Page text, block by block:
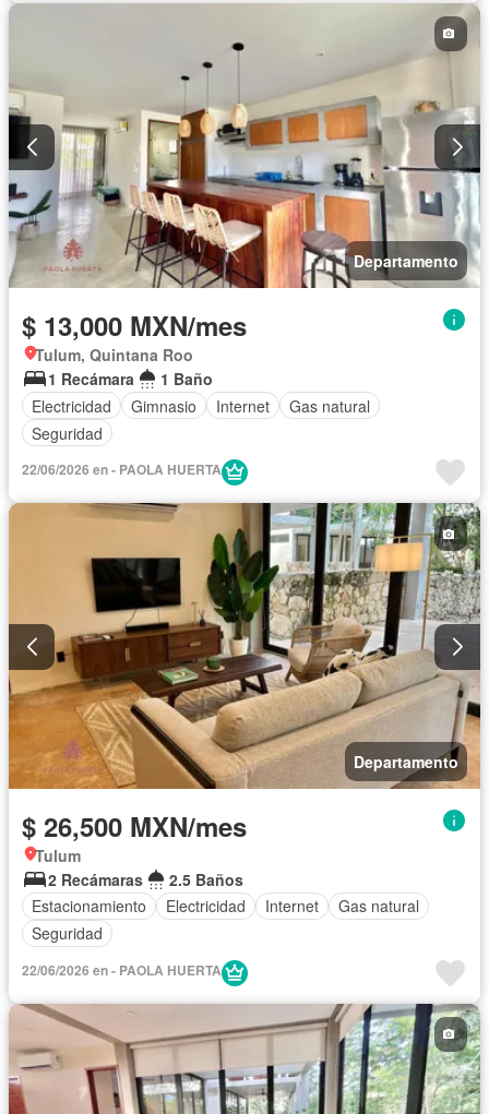
Departamento
$ 13,000 MXN/mes
Tulum, Quintana Roo
1 Recámara
1 Baño
Electricidad
Gimnasio Internet
Gas natural
Seguridad
22/06/2026 en - PAOLA HUERTA
Departamento
$ 26,500 MXN/mes
Tulum
2 Recámaras
2.5 Baños
Estacionamiento
Electricidad Internet
Gas natural
Seguridad
22/06/2026 en - PAOLA HUERTA